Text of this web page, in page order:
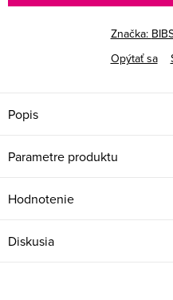
Značka:
Opýtať sa
Popis
Parametre produktu
Hodnotenie
Diskusia